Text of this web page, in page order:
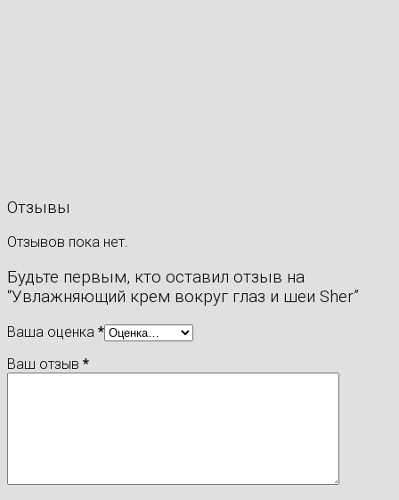
Отзывы
Отзывов пока нет.
Будьте первым, кто оставил отзыв на
“Увлажняющий крем вокруг глаз и шеи Sher”
Ваша оценка *
Ваш отзыв *